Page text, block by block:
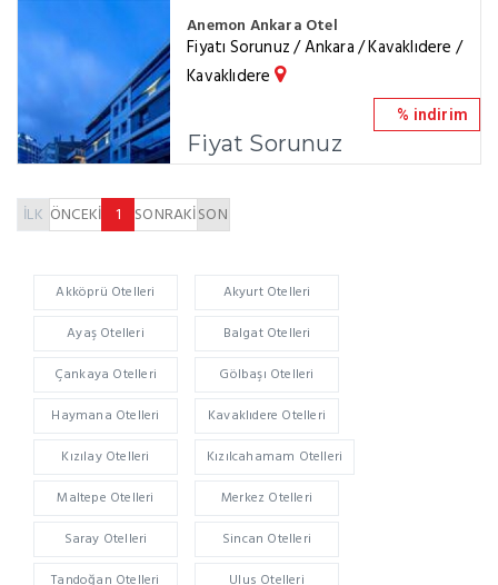
Anemon Ankara Otel
Fiyatı Sorunuz / Ankara / Kavaklıdere /
Kavaklıdere
Fiyat Sorunuz
% indirim
İLK ÖNCEKİ 1 SONRAKİSON
Akköprü Otelleri
Akyurt Otelleri
Ayaş Otelleri
Balgat Otelleri
Çankaya Otelleri
Gölbaşı Otelleri
Haymana Otelleri
Kavaklıdere Otelleri
Kızılay Otelleri
Kızılcahamam Otelleri
Maltepe Otelleri
Merkez Otelleri
Saray Otelleri
Sincan Otelleri
Tandoğan Otelleri
Ulus Otelleri